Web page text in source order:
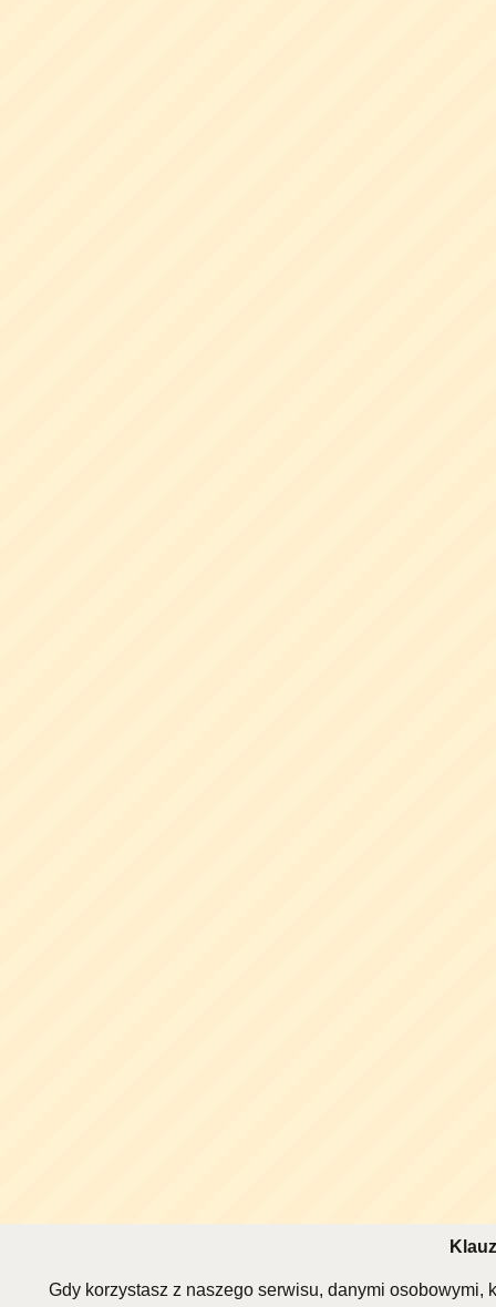
Gdy korzystasz z naszego serwisu, danymi osobowymi,